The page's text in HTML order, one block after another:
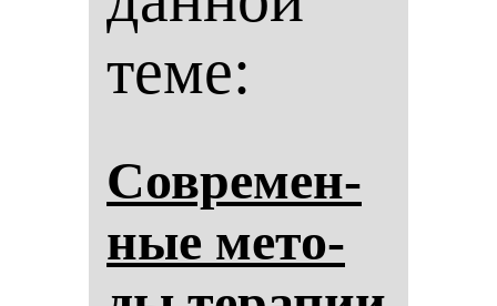
теме:
Сов­ре­мен­
ные ме­то­